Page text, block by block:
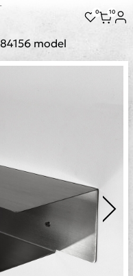
0 10
84156 model